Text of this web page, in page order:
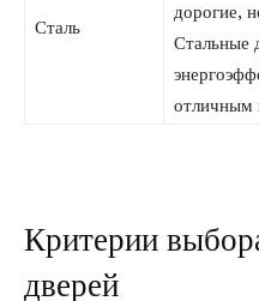
Сталь
дорогие,
Стальные
отличным
Критерии
дверей